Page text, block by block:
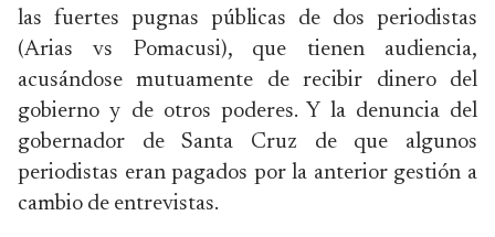
las fuertes pugnas públicas de dos periodistas
(Arias vs Pomacusi), que tienen audiencia,
acusándose mutuamente de recibir dinero del
gobierno y de otros poderes. Y la denuncia del
gobernador de Santa Cruz de que algunos
periodistas eran pagados por la anterior gestión a
cambio de entrevistas.